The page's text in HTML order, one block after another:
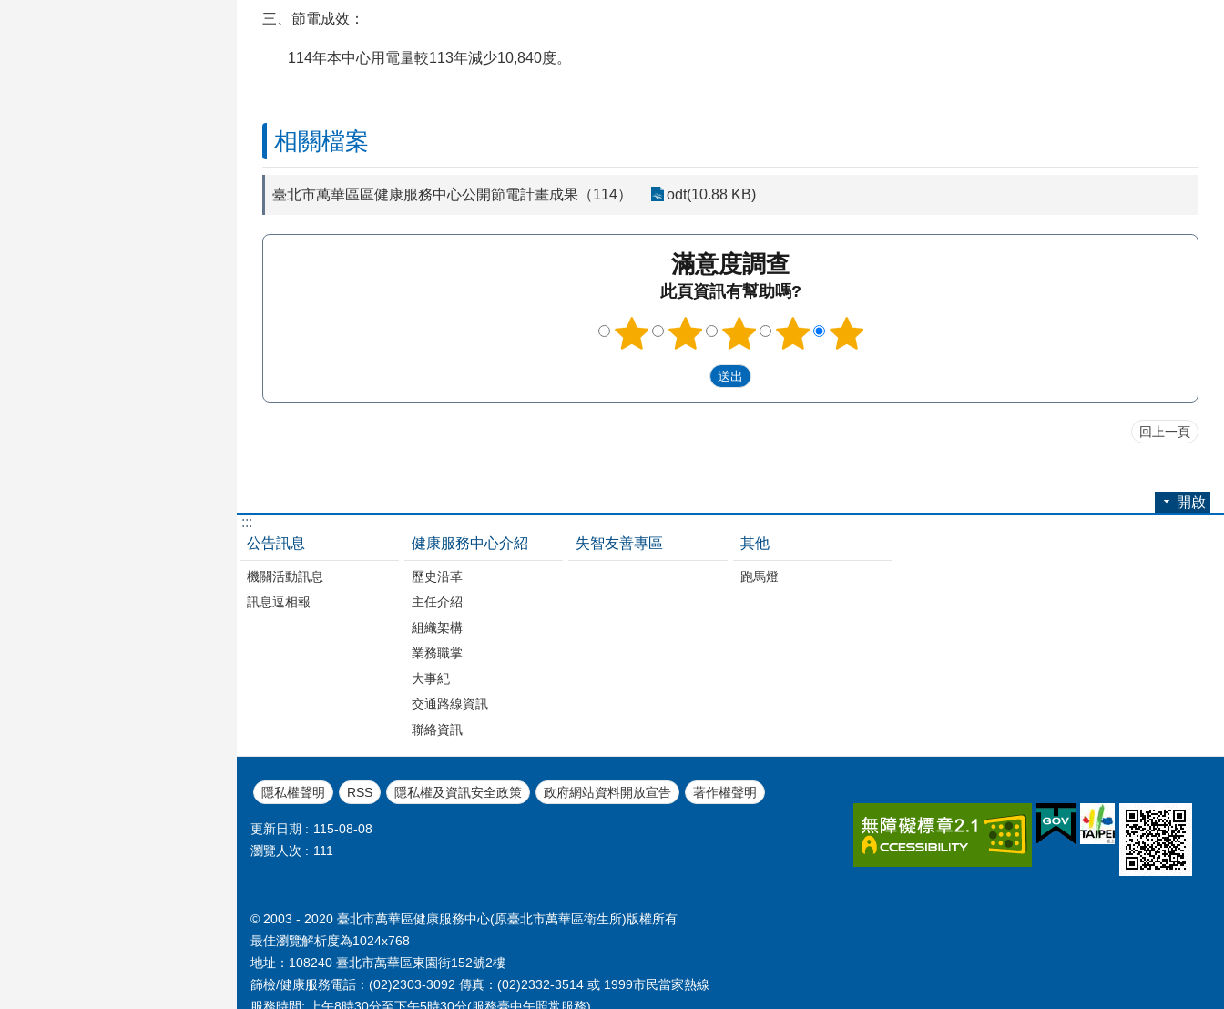
三、節電成效：
114年本中心用電量較113年減少10,840度。
相關檔案
臺北市萬華區區健康服務中心公開節電計畫成果（114） odt(10.88 KB)
滿意度調查
此頁資訊有幫助嗎?
回上一頁
開啟
:::
公告訊息
機關活動訊息
訊息逗相報
健康服務中心介紹
歷史沿革
主任介紹
組織架構
業務職掌
大事紀
交通路線資訊
聯絡資訊
失智友善專區 其他
跑馬燈
隱私權聲明 RSS 隱私權及資訊安全政策 政府網站資料開放宣告 著作權聲明
更新日期
115-08-08
瀏覽人次
111
© 2003 - 2020 臺北市萬華區健康服務中心(原臺北市萬華區衛生所)版權所有
最佳瀏覽解析度為1024x768
地址：108240 臺北市萬華區東園街152號2樓
篩檢/健康服務電話：(02)2303-3092 傳真：(02)2332-3514 或 1999市民當家熱線
服務時間: 上午8時30分至下午5時30分(服務臺中午照常服務)